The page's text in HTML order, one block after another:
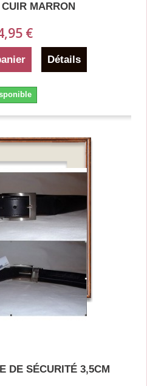
MARRON
€
Détails
DE SÉCURITÉ 3,5CM